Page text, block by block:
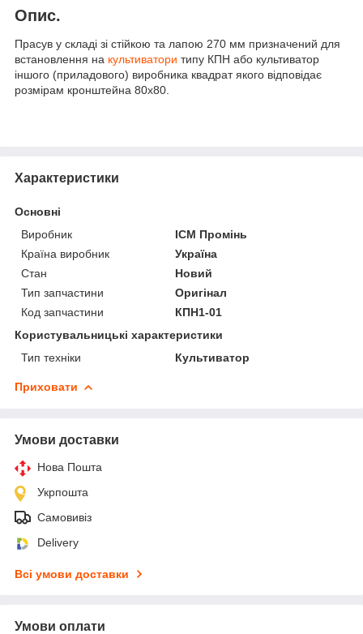
Опис.
Прасув у складі зі стійкою та лапою 270 мм призначений для
встановлення на культиватори типу КПН або культиватор
іншого (приладового) виробника квадрат якого відповідає
розмірам кронштейна 80х80.
Характеристики
Основні
Виробник
ІСМ Промінь
Країна виробник
Україна
Стан
Новий
Тип запчастини
Оригінал
Код запчастини
КПН1-01
Користувальницькі характеристики
Тип техніки
Культиватор
Приховати
Умови доставки
Нова Пошта
Укрпошта
Самовивіз
Delivery
Всі умови доставки
Умови оплати